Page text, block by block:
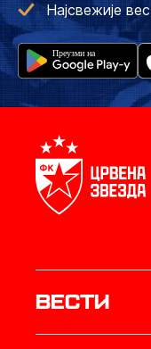
Најсвежије
Вести